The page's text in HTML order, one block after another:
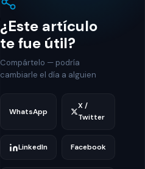
¿Este artículo
te fue útil?
Compártelo — podría
cambiarle el día a alguien
WhatsApp
X /
Twitter
LinkedIn Facebook